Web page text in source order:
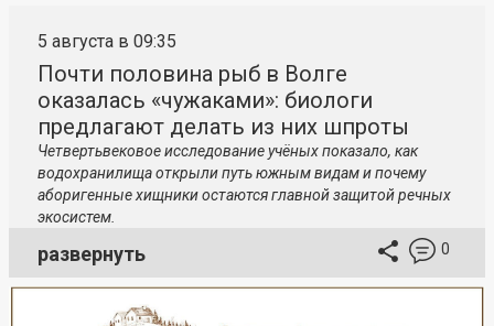
5 августа в 09:35
Почти половина рыб в Волге
оказалась «чужаками»: биологи
предлагают делать из них шпроты
Четвертьвековое исследование учёных показало, как
водохранилища открыли путь южным видам и почему
аборигенные хищники остаются главной защитой речных
экосистем.
развернуть 0